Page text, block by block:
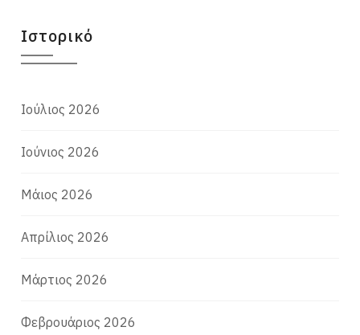
Ιστορικό
Ιούλιος 2026
Ιούνιος 2026
Μάιος 2026
Απρίλιος 2026
Μάρτιος 2026
Φεβρουάριος 2026